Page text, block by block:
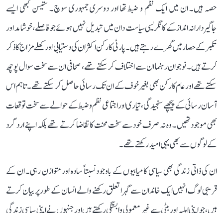
حصہ ہیں۔ ان میں ایک نظم و ضبط تھا اور دوسری جمہوری سوچ۔ ستیسن کبھی ایسے
جاگیردارانہ انداز کے کانگریسی سیاست دان میں تبدیل نہیں ہوئے جو فاصلے، خوشامد اور
تکبر کے حصار میں گھرے رہتے ہیں۔ پارٹی کارکن اکثر ان کی دستیابی اور کھلے مزاج کا ذکر
کرتے ہیں۔ نوجوان رہنما ان سے اختلاف کر سکتے تھے، صحافی ان سے سخت سوال پوچھ
سکتے تھے اور عام کارکن بھی بغیر خوف کے ان تک رسائی حاصل کر سکتے تھے۔ تاہم اس
آسان رسائی کے پیچھے سنجیدگی، تیاری اور اجتماعی نظم و ضبط کے حوالے سے سخت توقعات
بھی موجود تھیں۔ وہ نہ صرف خود سے سخت محنت کا تقاضا کرتے تھے بلکہ اپنے اردگرد
کے لوگوں سے بھی یہی امید رکھتے تھے۔
ان کی ذاتی زندگی بھی سیاسی کامیابیوں کے باوجود نسبتاً سادہ اور متوازن رہی۔ ان کے
قریبی لوگ انہیں ایک خاندان سے گہرا تعلق رکھنے والے انسان کے طور پر بیان کرتے